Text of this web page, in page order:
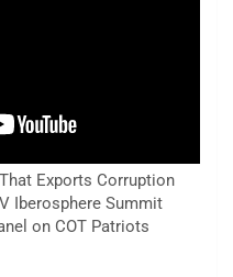
Exports Corruption
Iberosphere Summit
on COT Patriots